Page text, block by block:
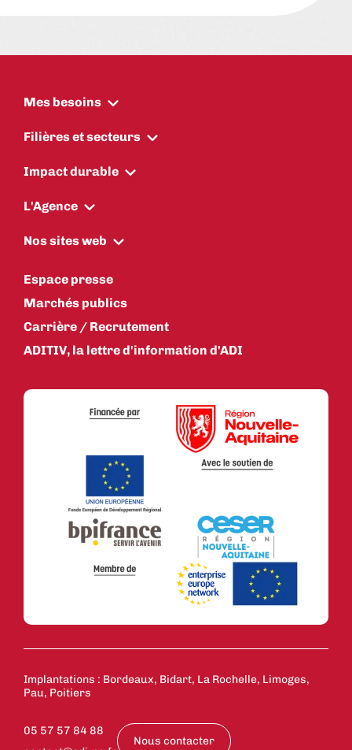
Mes besoins
Filières et secteurs
Impact durable
L'Agence
Nos sites web
Espace presse
Marchés publics
Carrière / Recrutement
ADITIV, la lettre d'information d'ADI
Implantations : Bordeaux, Bidart, La Rochelle, Limoges,
Pau, Poitiers
05 57 57 84 88
Nous contacter